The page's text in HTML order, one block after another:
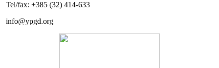
Tel/fax: +385 (32) 414-633
info@ypgd.org